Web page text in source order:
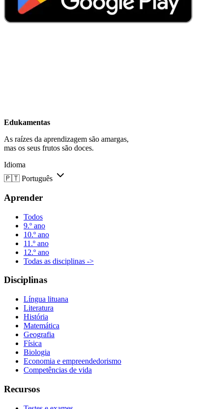
Edukamentas
As raízes da aprendizagem são amargas,
mas os seus frutos são doces.
Idioma
🇵🇹 Português
Aprender
Todos
9.º ano
10.º ano
11.º ano
12.º ano
Todas as disciplinas ->
Disciplinas
Língua lituana
Literatura
História
Matemática
Geografia
Física
Biologia
Economia e empreendedorismo
Competências de vida
Recursos